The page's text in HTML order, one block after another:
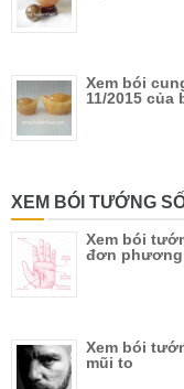
Xem bói
11/2015 của
XEM BÓI TƯỚNG
Xem bói
đơn phương
Xem bói
mũi to